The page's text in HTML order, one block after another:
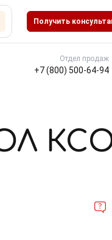
Получить
Отдел продаж
+7 (800) 500-64-94
КСО